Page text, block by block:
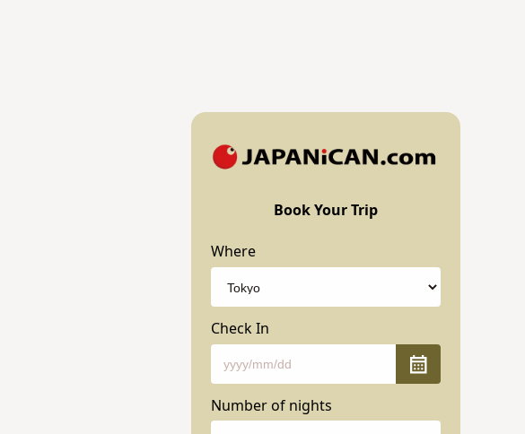
Book Your Trip
Where
Check In
Number of nights